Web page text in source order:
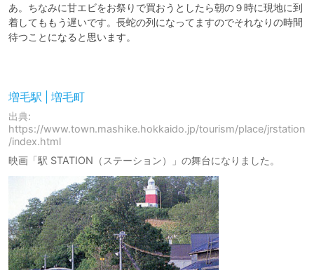
あ。ちなみに甘エビをお祭りで買おうとしたら朝の９時に現地に到
着してももう遅いです。長蛇の列になってますのでそれなりの時間
待つことになると思います。
増毛駅 | 増毛町
出典:
https://www.town.mashike.hokkaido.jp/tourism/place/jrstation
/index.html
映画「駅 STATION（ステーション）」の舞台になりました。